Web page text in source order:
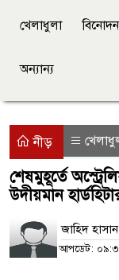
খেলাধুলা বিনোদন
অন্যান্য
নীড়
শেষমুহূর্তে
উদীয়মান
জাহিদ হাসান
আপডেট: